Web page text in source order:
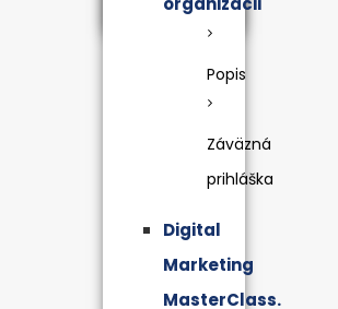
Popis
Záväzná
prihláška
Digital
Marketing
MasterClass.